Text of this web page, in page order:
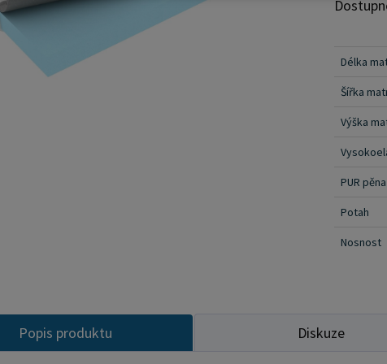
majiteli
zájmu
DIČ ) na
nákup
Délka
Šířka
Výška
PUR
Potah
Nosnost
Popis produktu Diskuze